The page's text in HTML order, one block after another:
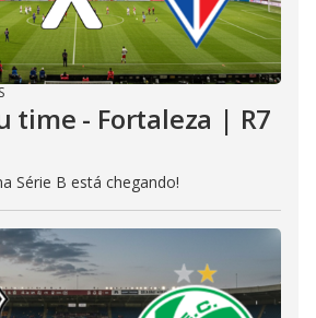
time - Fortaleza | R7
Série B está chegando!